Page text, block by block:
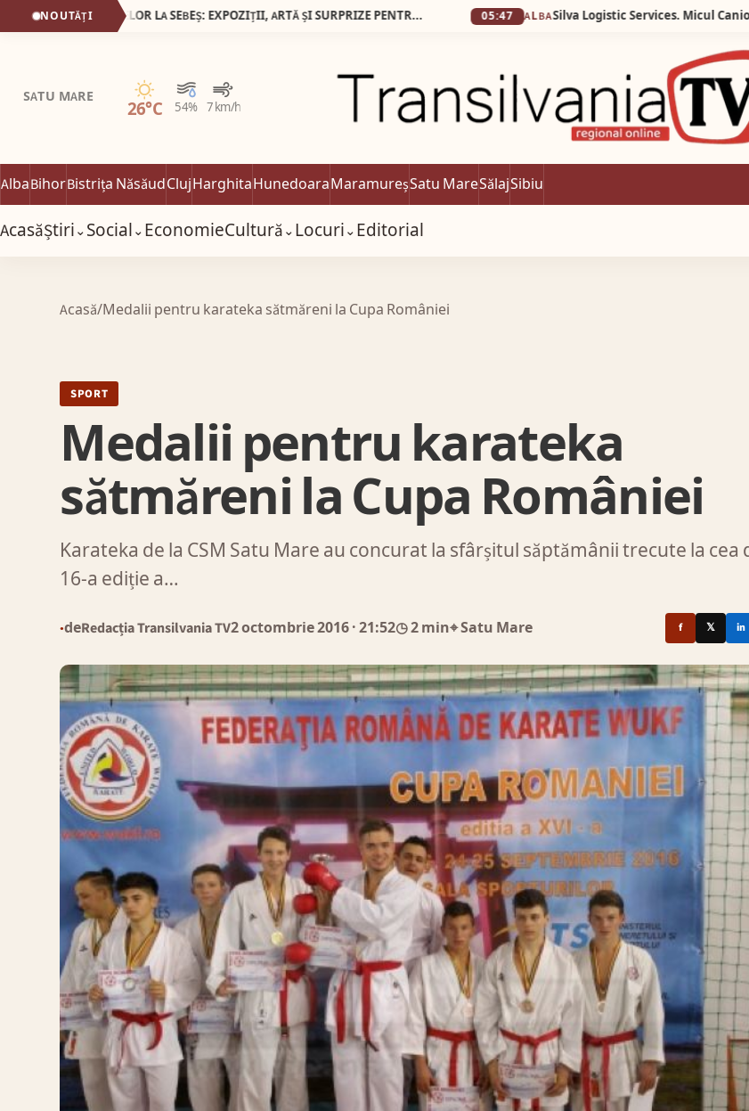
NOUTĂȚI 23 MAI 2026, NOAPTEA MUZEELOR LA SEBEȘ: EXPOZIȚII, ARTĂ ȘI SURPRIZE PENTRU VIZITATORI 05:47 ALBA
SATU MARE
26°C 54% 7 km/h
Senin
AlbaBihorBistrița NăsăudClujHarghitaHunedoaraMaramureșSatu MareSălajSibiu
AcasăȘtiri⌄Social⌄EconomieCultură⌄Locuri⌄Editorial
Acasă/Medalii pentru karateka sătmăreni la Cupa României
SPORT
Medalii pentru karateka
sătmăreni la Cupa României
Karateka de la CSM Satu Mare au concurat la sfârșitul săptămânii trecute la cea
16-a ediție a…
●deRedacția Transilvania TV2 octombrie 2016· 21:52◷ 2 min⌖ Satu Mare f 𝕏 in